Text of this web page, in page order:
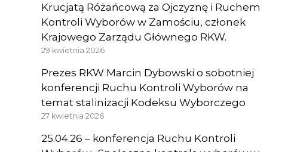
Krucjatą Różańcową za Ojczyznę i Ruchem
Kontroli Wyborów w Zamościu, członek
Krajowego Zarządu Głównego RKW.
29 kwietnia 2026
Prezes RKW Marcin Dybowski o sobotniej
konferencji Ruchu Kontroli Wyborów na
temat stalinizacji Kodeksu Wyborczego
27 kwietnia 2026
25.04.26 – konferencja Ruchu Kontroli